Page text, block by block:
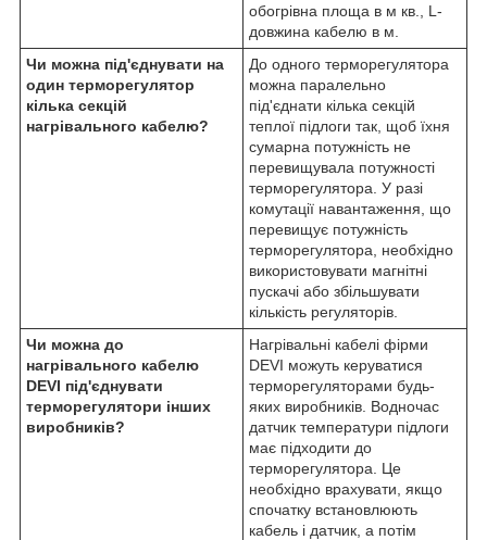
обогрівна площа в м кв., L-
довжина кабелю в м.
Чи можна під'єднувати на
один терморегулятор
кілька секцій
нагрівального кабелю?
До одного терморегулятора
можна паралельно
під'єднати кілька секцій
теплої підлоги так, щоб їхня
сумарна потужність не
перевищувала потужності
терморегулятора. У разі
комутації навантаження, що
перевищує потужність
терморегулятора, необхідно
використовувати магнітні
пускачі або збільшувати
кількість регуляторів.
Чи можна до
нагрівального кабелю
DEVI під'єднувати
терморегулятори інших
виробників?
Нагрівальні кабелі фірми
DEVI можуть керуватися
терморегуляторами будь-
яких виробників. Водночас
датчик температури підлоги
має підходити до
терморегулятора. Це
необхідно врахувати, якщо
спочатку встановлюють
кабель і датчик, а потім